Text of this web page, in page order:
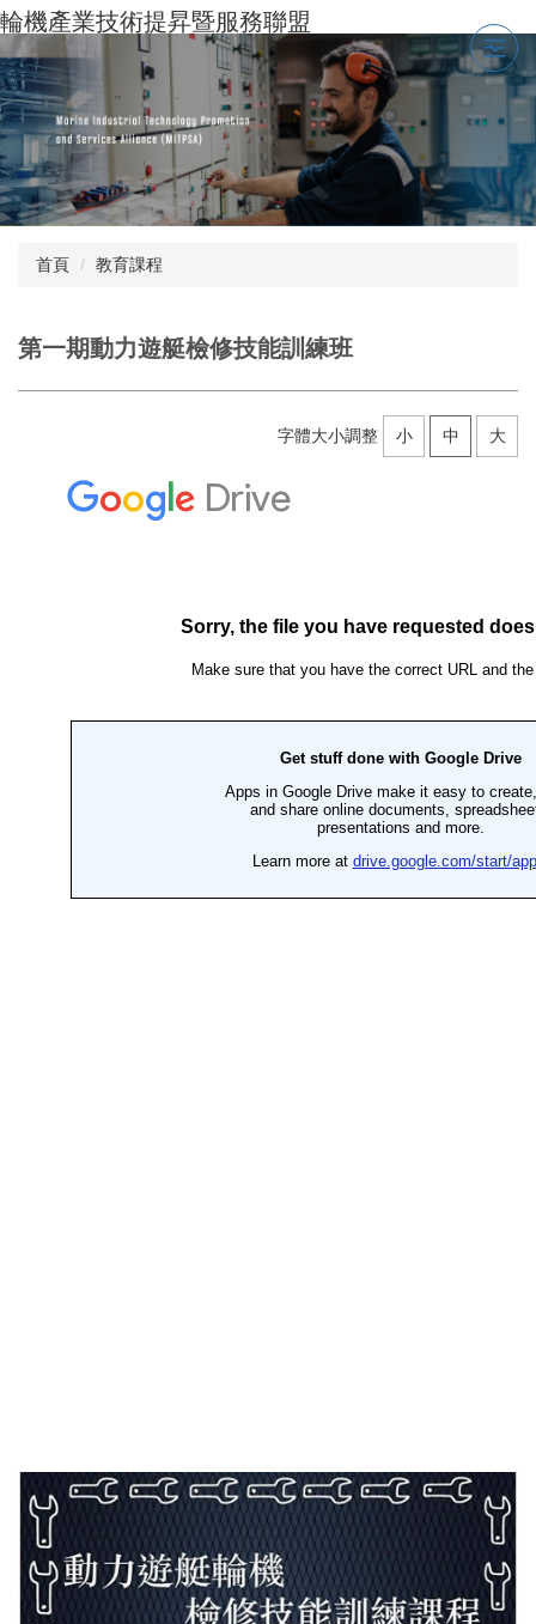
跳
到
主
要
內
容
區
輪機產業技術提昇暨服務聯盟
首頁 教育課程
第一期動力遊艇檢修技能訓練班
字體大小調整 小 中 大